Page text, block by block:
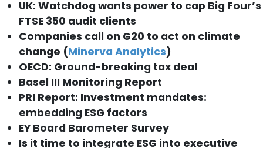
UK: Watchdog wants power to cap Big Four’s
FTSE 350 audit clients
Companies call on G20 to act on climate
change (Minerva Analytics)
OECD: Ground-breaking tax deal
Basel III Monitoring Report
PRI Report: Investment mandates:
embedding ESG factors
EY Board Barometer Survey
Is it time to integrate ESG into executive